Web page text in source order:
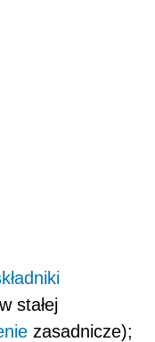
stałej
zasadnicze);